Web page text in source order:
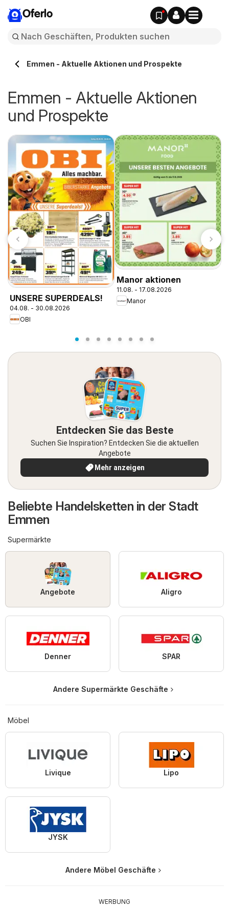
Oferlo
Emmen - Aktuelle Aktionen und Prospekte
Emmen - Aktuelle Aktionen
und Prospekte
UNSERE SUPERDEALS!
04.08. - 30.08.2026
OBI
Manor aktionen
11.08. - 17.08.2026
Manor
Entdecken Sie das Beste
Suchen Sie Inspiration? Entdecken Sie die aktuellen
Angebote
Mehr anzeigen
Beliebte Handelsketten in der Stadt
Emmen
Supermärkte
Angebote Aligro
Denner SPAR
Andere Supermärkte Geschäfte
Möbel
Livique Lipo
JYSK
Andere Möbel Geschäfte
WERBUNG